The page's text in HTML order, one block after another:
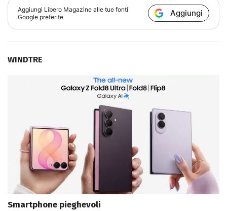
Aggiungi Libero Magazine alle tue fonti
Google preferite
Aggiungi
WINDTRE
Smartphone pieghevoli